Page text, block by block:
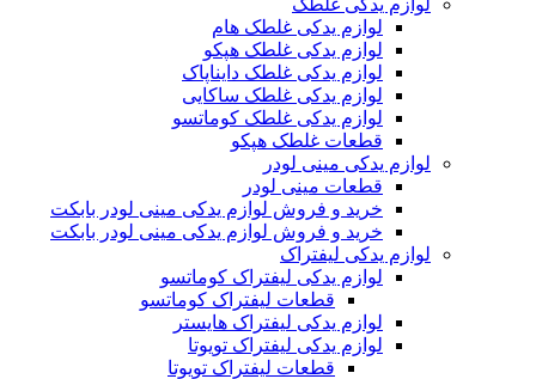
لوازم یدکی غلطک
لوازم یدکی غلطک هام
لوازم یدکی غلطک هپکو
لوازم یدکی غلطک دایناپاک
لوازم یدکی غلطک ساکایی
لوازم یدکی غلطک کوماتسو
قطعات غلطک هپکو
لوازم یدکی مینی لودر
قطعات مینی لودر
خرید و فروش لوازم یدکی مینی لودر بابکت
خرید و فروش لوازم یدکی مینی لودر بابکت
لوازم یدکی لیفتراک
لوازم یدکی لیفتراک کوماتسو
قطعات لیفتراک کوماتسو
لوازم یدکی لیفتراک هایستر
لوازم یدکی لیفتراک تویوتا
قطعات لیفتراک تویوتا